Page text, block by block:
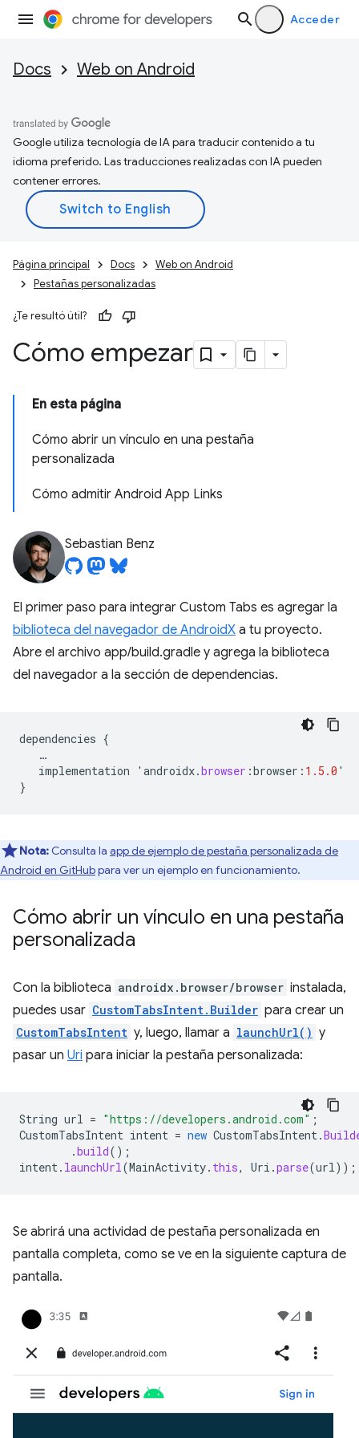
Acceder
Docs Web on Android
Google utiliza tecnología de IA para traducir contenido a tu
idioma preferido. Las traducciones realizadas con IA pueden
contener errores.
Página principal Docs
Web on Android
Pestañas personalizadas
¿Te resultó útil?
Cómo empezar
En esta página
Cómo abrir un vínculo en una pestaña
personalizada
Cómo admitir Android App Links
Sebastian Benz
El primer paso para integrar Custom Tabs es agregar la
biblioteca del navegador de AndroidX a tu proyecto.
Abre el archivo app/build.gradle y agrega la biblioteca
del navegador a la sección de dependencias.
dependencies {
…
implementation
' androidx.browser :browser : 1.5.0 '
}
Nota: Consulta la app de ejemplo de pestaña personalizada de
Android en GitHubpara ver un ejemplo en funcionamiento.
Cómo abrir un vínculo en una pestaña
personalizada
Con la biblioteca androidx.browser/browser instalada,
puedes usar CustomTabsIntent.Builder para crear un
CustomTabsIntent y, luego, llamar a launchUrl() y
pasar un Uri para iniciar la pestaña personalizada:
String url = "https://developers.android.com" ;
CustomTabsIntent intent = new CustomTabsIntent.
.build();
intent. launchUrl(MainActivity. this, Uri .parse(url));
Se abrirá una actividad de pestaña personalizada en
pantalla completa, como se ve en la siguiente captura de
pantalla.